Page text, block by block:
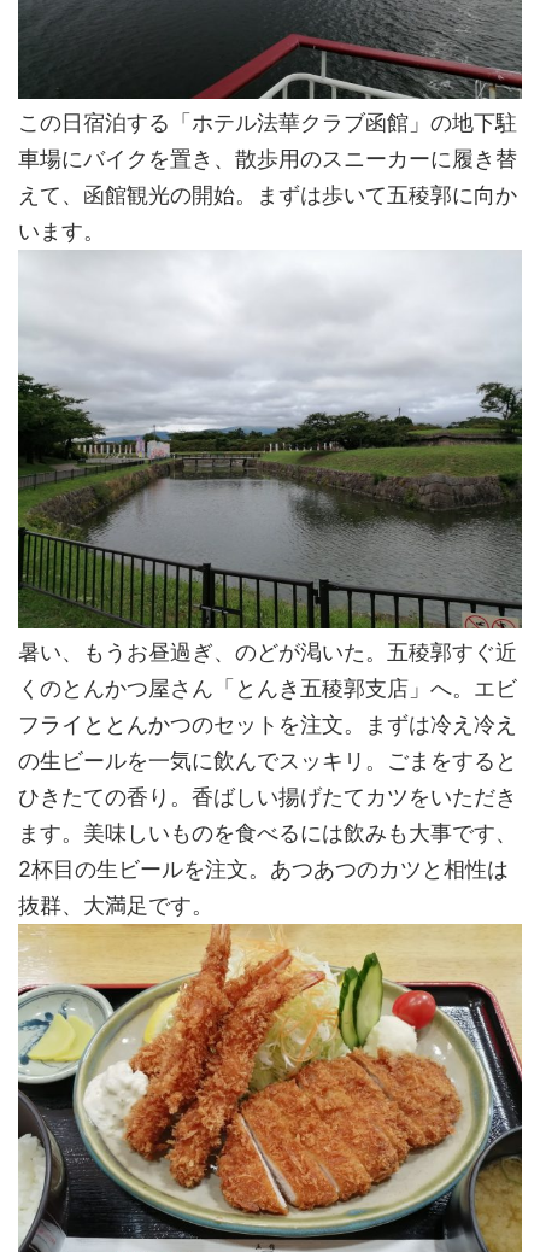
この日宿泊する「ホテル法華クラブ函館」の地下駐
車場にバイクを置き、散歩用のスニーカーに履き替
えて、函館観光の開始。まずは歩いて五稜郭に向か
います。
暑い、もうお昼過ぎ、のどが渇いた。五稜郭すぐ近
くのとんかつ屋さん「とんき五稜郭支店」へ。エビ
フライととんかつのセットを注文。まずは冷え冷え
の生ビールを一気に飲んでスッキリ。ごまをすると
ひきたての香り。香ばしい揚げたてカツをいただき
ます。美味しいものを食べるには飲みも大事です、
2杯目の生ビールを注文。あつあつのカツと相性は
抜群、大満足です。